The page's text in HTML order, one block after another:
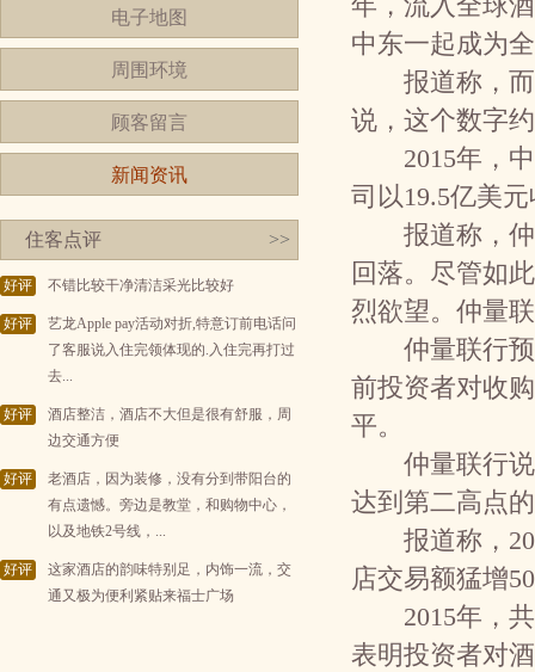
电子地图
周围环境
顾客留言
新闻资讯
住客点评 >>
好评 不错比较干净清洁采光比较好
好评
艺龙Apple pay活动对折,特意订前电话问
了客服说入住完领体现的.入住完再打过
去...
好评
酒店整洁，酒店不大但是很有舒服，周
边交通方便
好评
老酒店，因为装修，没有分到带阳台的
有点遗憾。旁边是教堂，和购物中心，
以及地铁2号线，...
好评
这家酒店的韵味特别足，内饰一流，交
通又极为便利紧贴来福士广场
年，流入全球
中东一起成为
报道称，而
说，这个数字
2015年，中
司以19.5亿美
报道称，仲
回落。尽管如
烈欲望。仲量
仲量联行预
前投资者对收
平。
仲量联行说
达到第二高点
报道称，
店交易额猛增
2015年，共
表明投资者对